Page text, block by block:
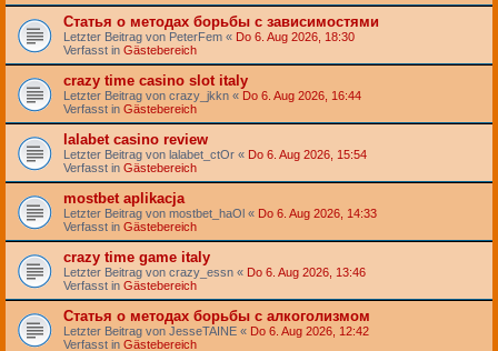
Статья о методах борьбы с зависимостями
Letzter Beitrag von PeterFem « Do 6. Aug 2026, 18:30
Verfasst in Gästebereich
crazy time casino slot italy
Letzter Beitrag von crazy_jkkn « Do 6. Aug 2026, 16:44
Verfasst in Gästebereich
lalabet casino review
Letzter Beitrag von lalabet_ctOr « Do 6. Aug 2026, 15:54
Verfasst in Gästebereich
mostbet aplikacja
Letzter Beitrag von mostbet_haOl « Do 6. Aug 2026, 14:33
Verfasst in Gästebereich
crazy time game italy
Letzter Beitrag von crazy_essn « Do 6. Aug 2026, 13:46
Verfasst in Gästebereich
Статья о методах борьбы с алкоголизмом
Letzter Beitrag von JesseTAINE « Do 6. Aug 2026, 12:42
Verfasst in Gästebereich